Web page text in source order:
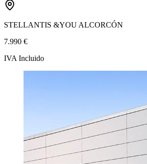
STELLANTIS &YOU ALCORCÓN
7.990 €
IVA Incluido